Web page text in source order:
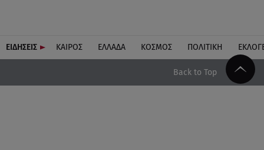
ΕΙΔΗΣΕΙΣ ΚΑΙΡΟΣ ΕΛΛΑΔΑ ΚΟΣΜΟΣ ΠΟΛΙΤΙΚΗ
Back to Top